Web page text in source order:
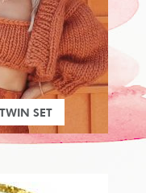
SET